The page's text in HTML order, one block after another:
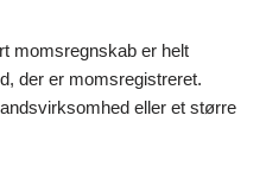
momsregnskab er helt
der er momsregistreret.
eller et større